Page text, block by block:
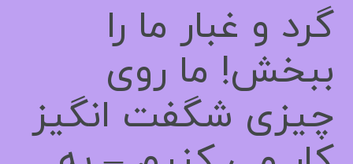
گرد و غبار ما را
ببخش! ما روی
چیزی شگفت انگیز